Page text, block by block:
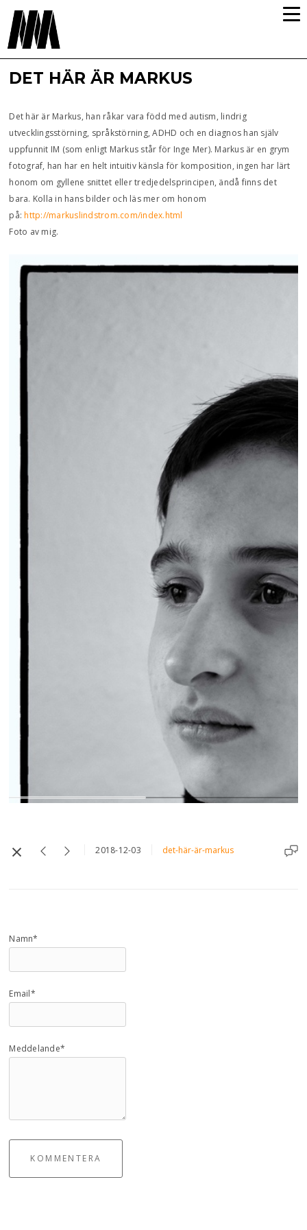
DET HÄR ÄR MARKUS
Det här är Markus, han råkar vara född med autism, lindrig
utvecklingsstörning, språkstörning, ADHD och en diagnos han själv
uppfunnit IM (som enligt Markus står för Inge Mer). Markus är en grym
fotograf, han har en helt intuitiv känsla för komposition, ingen har lärt
honom om gyllene snittet eller tredjedelsprincipen, ändå finns det
bara. Kolla in hans bilder och läs mer om honom
på:http://markuslindstrom.com/index.html
Foto av mig.
2018-12-03 det-här-är-markus
Namn*
Email*
Meddelande*
KOMMENTERA